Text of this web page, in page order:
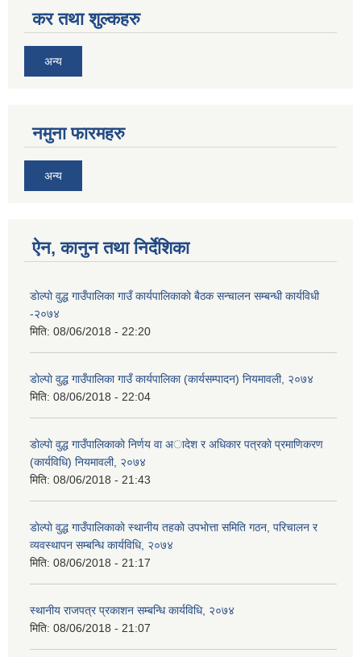
कर तथा शुल्कहरु
अन्य
नमुना फारमहरु
अन्य
ऐन, कानुन तथा निर्देशिका
डाेल्पाे वुद्ध गाउँपालिका गाउँ कार्यपालिकाकाे बैठक स‌न्चालन सम्बन्धी कार्यविधी
-२०७४
मिति: 08/06/2018 - 22:20
डाेल्पाे वुद्ध गाउँपालिका गाउँ कार्यपालिका (कार्यसम्पादन) नियमावली, २०७४
मिति: 08/06/2018 - 22:04
डाेल्पाे वुद्ध गाउँपालिकाकाे निर्णय वा अादेश र अधिकार पत्रकाे प्रमाणिकरण
(कार्यविधि) नियमावली, २०७४
मिति: 08/06/2018 - 21:43
डाेल्पाे वुद्ध गाउँपालिकाकाे स्थानीय तहकाे उपभाेत्ता समिति गठन, परिचालन र
व्यवस्थापन सम्बन्धि कार्यविधि, २०७४
मिति: 08/06/2018 - 21:17
स्थानीय राजपत्र प्रकाशन सम्बन्धि कार्यविधि, २०७४
मिति: 08/06/2018 - 21:07